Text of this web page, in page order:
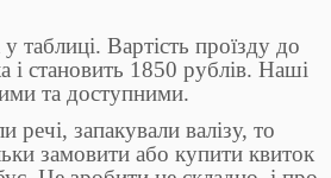
таблиці. Вартість проїзду до
і становить 1850 рублів. Наші
та доступними.
запакували валізу, то
замовити або купити квиток